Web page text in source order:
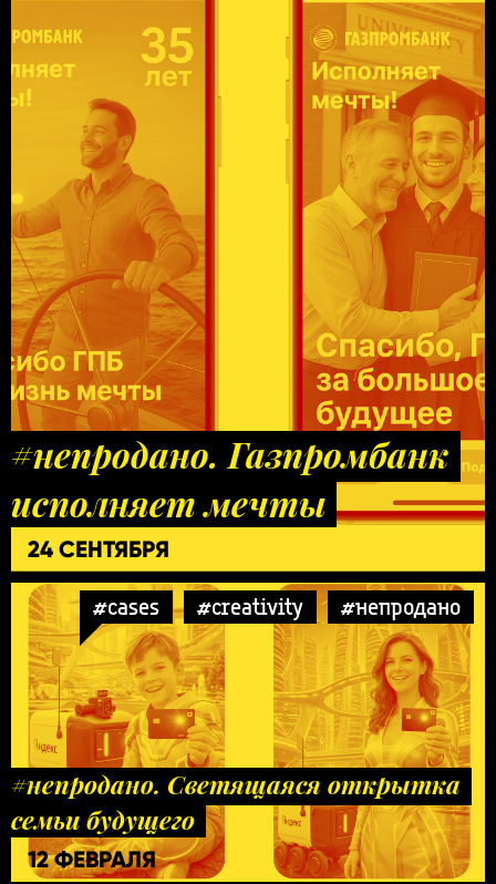
#непродано. Газпромбанк
исполняет мечты
24 СЕНТЯБРЯ
#cases #creativity #непродано
#непродано. Светящаяся открытка
семьи будущего
12 ФЕВРАЛЯ